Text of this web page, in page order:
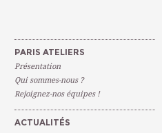
PARIS ATELIERS
Présentation
Qui sommes-nous ?
Rejoignez-nos équipes !
ACTUALITÉS